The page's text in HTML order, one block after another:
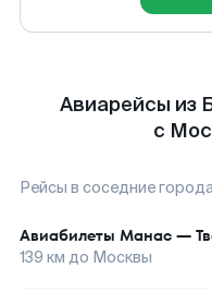
Авиарейсы из
с
Рейсы в соседние
Авиабилеты Манас —
139 км до Москвы